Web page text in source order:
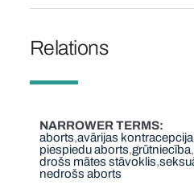
Relations
NARROWER TERMS
aborts avārijas kontracepcija
piespiedu aborts grūtniecība
drošs mātes stāvoklis
nedrošs aborts